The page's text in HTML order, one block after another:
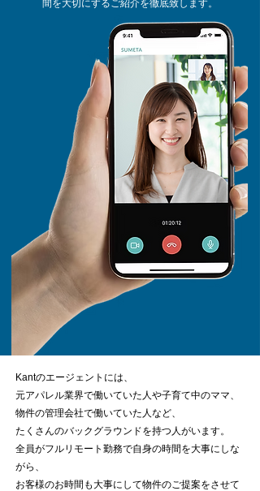
間を大切にするご紹介を徹底致します。
Kantのエージェントには、
元アパレル業界で働いていた人や子育て中のママ、
物件の管理会社で働いていた人など、
たくさんのバックグラウンドを持つ人がいます。
全員がフルリモート勤務で自身の時間を大事にしな
がら、
お客様のお時間も大事にして物件のご提案をさせて